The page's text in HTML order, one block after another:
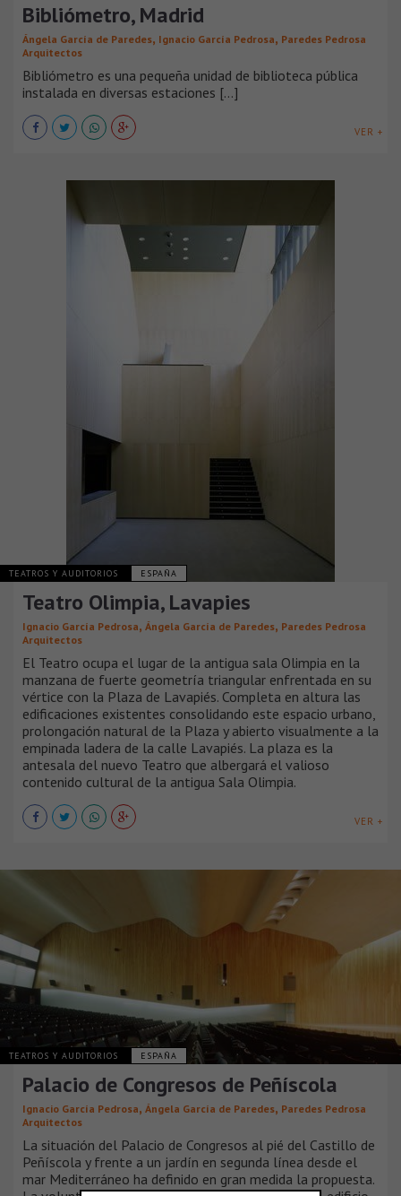
Bibliómetro, Madrid
Ángela García de Paredes, Ignacio García Pedrosa, Paredes Pedrosa
Arquitectos
Bibliómetro es una pequeña unidad de biblioteca pública
instalada en diversas estaciones [...]
VER +
TEATROS Y AUDITORIOS ESPAÑA
Teatro Olimpia, Lavapies
Ignacio García Pedrosa, Ángela García de Paredes, Paredes Pedrosa
Arquitectos
El Teatro ocupa el lugar de la antigua sala Olimpia en la
manzana de fuerte geometría triangular enfrentada en su
vértice con la Plaza de Lavapiés. Completa en altura las
edificaciones existentes consolidando este espacio urbano,
prolongación natural de la Plaza y abierto visualmente a la
empinada ladera de la calle Lavapiés. La plaza es la
antesala del nuevo Teatro que albergará el valioso
contenido cultural de la antigua Sala Olimpia.
VER +
TEATROS Y AUDITORIOS ESPAÑA
Palacio de Congresos de Peñíscola
Ignacio García Pedrosa, Ángela García de Paredes, Paredes Pedrosa
Arquitectos
La situación del Palacio de Congresos al pié del Castillo de
Peñíscola y frente a un jardín en segunda línea desde el
mar Mediterráneo ha definido en gran medida la propuesta.